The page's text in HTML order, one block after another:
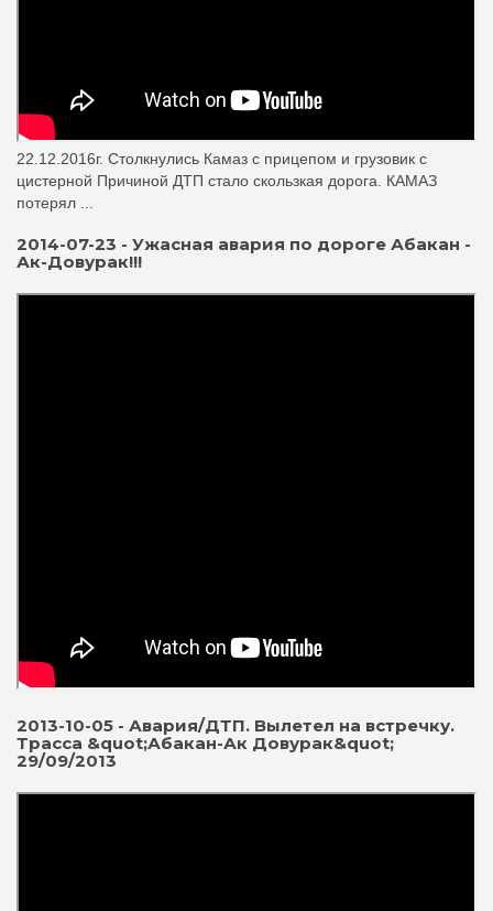
22.12.2016г. Столкнулись Камаз с прицепом и грузовик с
цистерной Причиной ДТП стало скользкая дорога. КАМАЗ
потерял ...
2014-07-23 - Ужасная авария по дороге Абакан -
Ак-Довурак!!!
2013-10-05 - Авария/ДТП. Вылетел на встречку.
Трасса &quot;Абакан-Ак Довурак&quot;
29/09/2013